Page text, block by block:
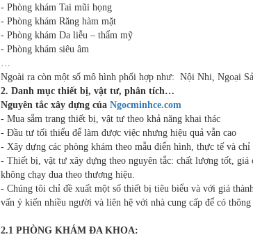
- Phòng khám Tai mũi họng
- Phòng khám Răng hàm mặt
- Phòng khám Da liễu – thẩm mỹ
- Phòng khám siêu âm
…
Ngoài ra còn một số mô hình phối hợp như: Nội Nhi, Ngoại
2. Danh mục thiết bị, vật tư, phân tích…
Nguyên tắc xây dựng của Ngocminhce.com
- Mua sắm trang thiết bị, vật tư theo khả năng khai thác
- Đầu tư tối thiểu để làm được việc nhưng hiệu quả vẫn cao
- Xây dựng các phòng khám theo mẫu điển hình, thực tế và
- Thiết bị, vật tư xây dựng theo nguyên tắc: chất lượng tốt,
không chạy đua theo thương hiệu.
- Chúng tôi chỉ đề xuất một số thiết bị tiêu biểu và với giá
vấn ý kiến nhiều người và liên hệ với nhà cung cấp để có
2.1 PHÒNG KHÁM ĐA KHOA: